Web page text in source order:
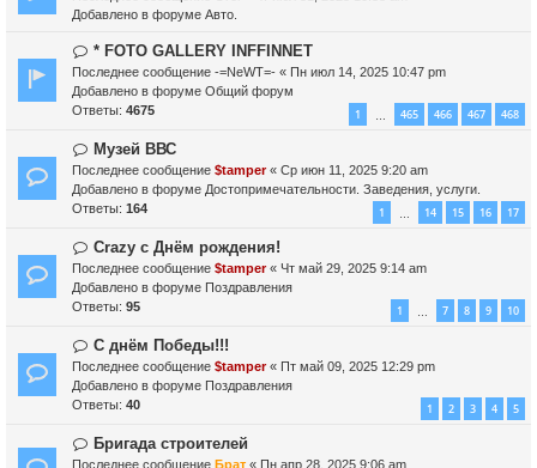
н
е
о
щ
н
в
е
с
о
о
щ
н
Добавлено в форуме Авто.
Н
о
в
о
с
о
е
и
е
* FOTO GALLERY INFFINNET
Последнее сообщение -=NeWT=- « Пн июл 14, 2025 10:47 pm
Добавлено в форуме Общий форум
Ответы: 4675 1 465 466 467 468
Н
о
в
о
с
о
е
и
е
Музей ВВС
Последнее сообщение $tamper« Ср июн 11, 2025 9:20 am
Добавлено в форуме Достопримечательности. Заведения, услуги.
Ответы: 164 1 14 15 16 17
Н
о
в
о
с
о
е
Crazy с Днём рождения!
Последнее сообщение $tamper« Чт май 29, 2025 9:14 am
Добавлено в форуме Поздравления
Ответы: 95 1 7 8 9 10
Н
о
в
о
с
С днём Победы!!!
Последнее сообщение $tamper« Пт май 09, 2025 12:29 pm
Добавлено в форуме Поздравления
Ответы: 40 1 2 3 4 5
Н
о
Бригада строителей
Последнее сообщение Брат « Пн апр 28, 2025 9:06 am